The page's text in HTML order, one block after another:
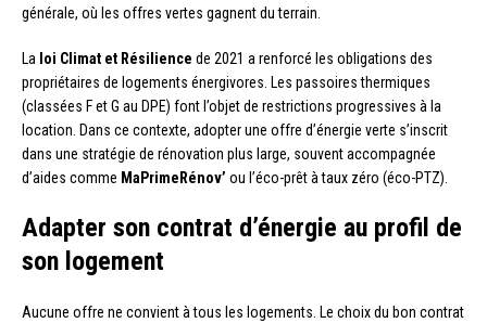
générale, où les offres vertes gagnent du terrain.
La loi Climat et Résilience de 2021 a renforcé les obligations des
propriétaires de logements énergivores. Les passoires thermiques
(classées F et G au DPE) font l’objet de restrictions progressives à la
location. Dans ce contexte, adopter une offre d’énergie verte s’inscrit
dans une stratégie de rénovation plus large, souvent accompagnée
d’aides comme MaPrimeRénov’ ou l’éco-prêt à taux zéro (éco-PTZ).
Adapter son contrat d’énergie au profil de
son logement
Aucune offre ne convient à tous les logements. Le choix du bon contrat